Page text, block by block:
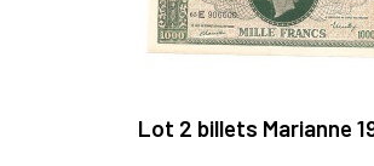
Lot 2 billets Marianne